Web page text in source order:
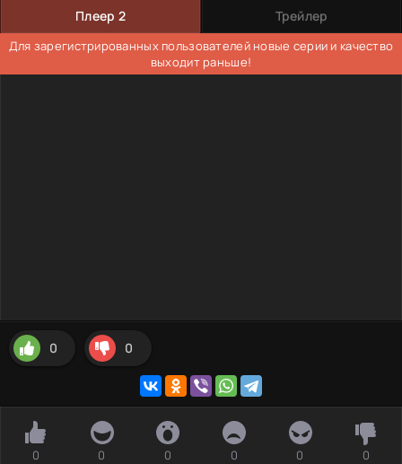
Плеер 2 Трейлер
Для зарегистрированных пользователей новые серии и качество
выходит раньше!
0 0
0 0 0 0 0 0